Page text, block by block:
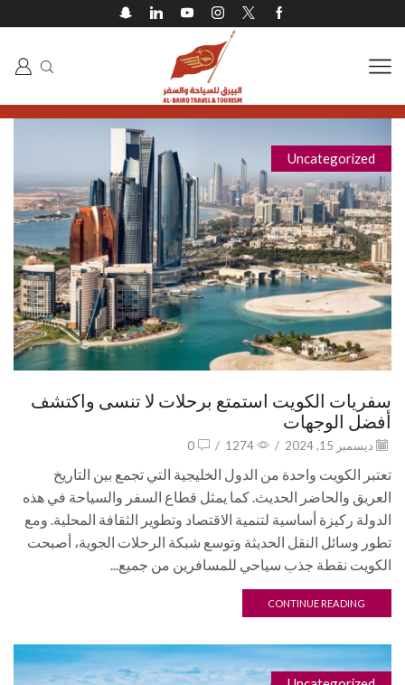
Uncategorized
سفريات الكويت استمتع برحلات لا تنسى واكتشف
أفضل الوجهات
ديسمبر 15, 2024 /
1274
/
0
تعتبر الكويت واحدة من الدول الخليجية التي تجمع بين التاريخ
العريق والحاضر الحديث. كما يمثل قطاع السفر والسياحة في هذه
الدولة ركيزة أساسية لتنمية الاقتصاد وتطوير الثقافة المحلية. ومع
تطور وسائل النقل الحديثة وتوسع شبكة الرحلات الجوية، أصبحت
الكويت نقطة جذب سياحي للمسافرين من جميع...
CONTINUE READING